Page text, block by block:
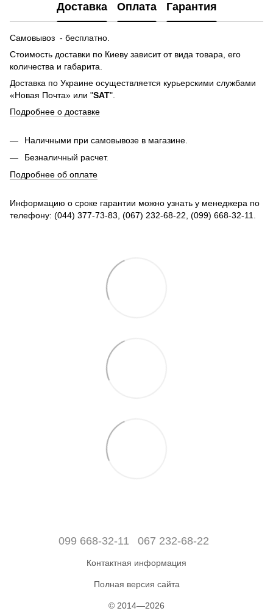
Доставка Оплата Гарантия
Самовывоз - бесплатно.
Стоимость доставки по Киеву зависит от вида товара, его
количества и габарита.
Доставка по Украине осуществляется курьерскими службами
«Новая Почта» или "SAT".
Подробнее о доставке
Наличными при самовывозе в магазине.
Безналичный расчет.
Подробнее об оплате
Информацию о сроке гарантии можно узнать у менеджера по
телефону: (044) 377-73-83, (067) 232-68-22, (099) 668-32-11.
099 668-32-11 067 232-68-22
Контактная информация
Полная версия сайта
© 2014—2026